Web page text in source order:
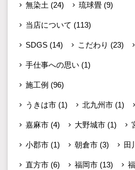
無染土 (24) 琉球畳 (9)
当店について (113)
SDGS (14) こだわり (23)
手仕事への思い (1)
施工例 (96)
うきは市 (1) 北九州市 (1)
嘉麻市 (4) 大野城市 (1)
小郡市 (1) 朝倉市 (3) 田
直方市 (6) 福岡市 (13)